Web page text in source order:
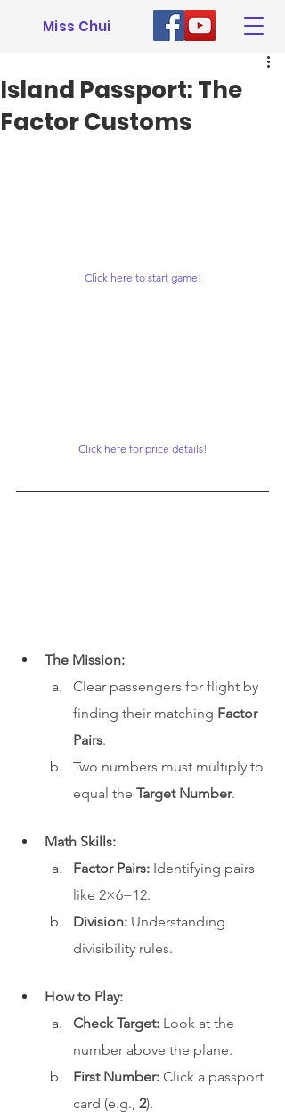
Miss Chui
Island Passport: The
Factor Customs
Click here to start game!
Click here for price details!
The Mission:
Clear passengers for flight by
finding their matching Factor
Pairs.
Two numbers must multiply to
equal the Target Number.
Math Skills:
Factor Pairs: Identifying pairs
like 2×6=12.
Division: Understanding
divisibility rules.
How to Play:
Check Target: Look at the
number above the plane.
First Number: Click a passport
card (e.g., 2).